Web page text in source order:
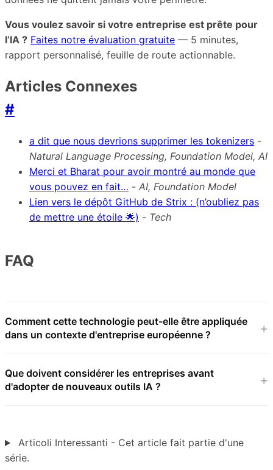
Vous voulez savoir si votre entreprise est prête pour
l’IA ? Faites notre évaluation gratuite — 5 minutes,
rapport personnalisé, feuille de route actionnable.
Articles Connexes
#
a dit que nous devrions supprimer les tokenizers -
Natural Language Processing, Foundation Model, AI
Merci et Bharat pour avoir montré au monde que
vous pouvez en fait… - AI, Foundation Model
Lien vers le dépôt GitHub de Strix : (n’oubliez pas
de mettre une étoile 🌟) - Tech
FAQ
Comment cette technologie peut-elle être appliquée
dans un contexte d'entreprise européenne ?
Que doivent considérer les entreprises avant
d'adopter de nouveaux outils IA ?
Articoli Interessanti - Cet article fait partie d'une
série.